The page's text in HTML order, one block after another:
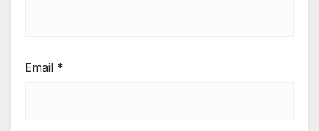
Email *